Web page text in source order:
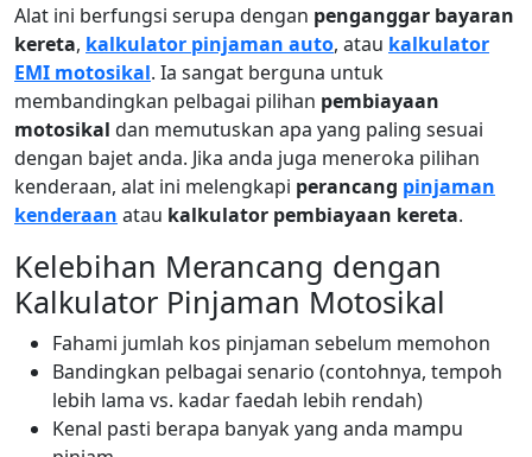
Alat ini berfungsi serupa dengan penganggar bayaran
kereta, kalkulator pinjaman auto, atau kalkulator
EMI motosikal. Ia sangat berguna untuk
membandingkan pelbagai pilihan pembiayaan
motosikal dan memutuskan apa yang paling sesuai
dengan bajet anda. Jika anda juga meneroka pilihan
kenderaan, alat ini melengkapi perancang pinjaman
kenderaan atau kalkulator pembiayaan kereta.
Kelebihan Merancang dengan
Kalkulator Pinjaman Motosikal
Fahami jumlah kos pinjaman sebelum memohon
Bandingkan pelbagai senario (contohnya, tempoh
lebih lama vs. kadar faedah lebih rendah)
Kenal pasti berapa banyak yang anda mampu